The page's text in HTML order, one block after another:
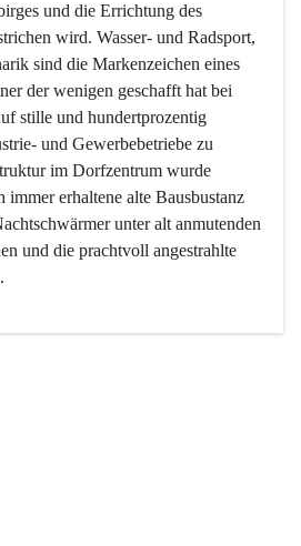
und die Errichtung des
wird. Wasser- und Radsport,
sind die Markenzeichen eines
der wenigen geschafft hat bei
stille und hundertprozentig
und Gewerbebetriebe zu
im Dorfzentrum wurde
immer erhaltene alte Bausbustanz
unter alt anmutenden
und die prachtvoll angestrahlte
nicht mehr, ist aber integrativer